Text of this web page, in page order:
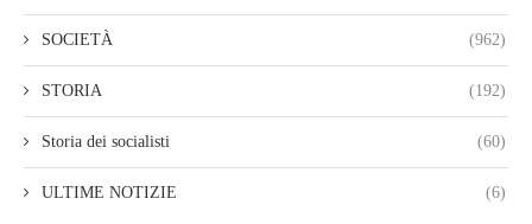
SOCIETÀ (962)
STORIA (192)
Storia dei socialisti (60)
ULTIME NOTIZIE (6)